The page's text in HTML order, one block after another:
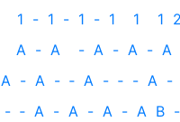
1 - 1 - 1 - 1 1 1 2
A - A - A - A - A
A - A - ‐ A - ‐ - A -
- ‐ A - A - A - A B -